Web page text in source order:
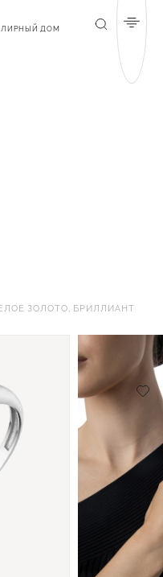
ДОМ Поиск
ЗОЛОТО, БРИЛЛИАНТ